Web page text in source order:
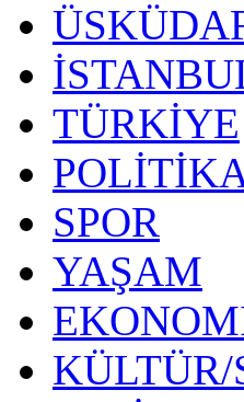
TÜRKİYE
SPOR
YAŞAM
KÜLTÜR/